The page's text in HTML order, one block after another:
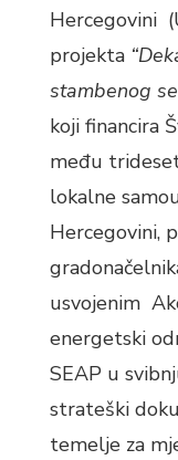
Hercegovini
projekta
stambenog
koji financira
među
lokalne
Hercegovini,
usvojenim
energetski
SEAP u
strateški
temelje za